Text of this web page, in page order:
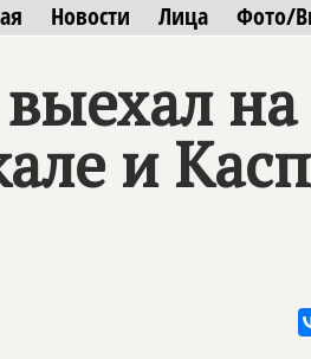
Новости Лица Фото/
и